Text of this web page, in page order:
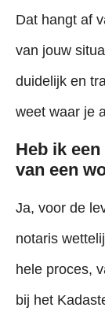
Dat hangt af
van jouw
duidelijk en
weet waar je
Heb ik
van een
Ja, voor de
notaris
hele proces,
bij het